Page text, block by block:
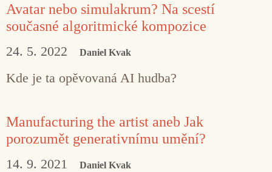
Avatar nebo simulakrum? Na scestí
současné algoritmické kompozice
24. 5. 2022 Daniel Kvak
Kde je ta opěvovaná AI hudba?
Manufacturing the artist aneb Jak
porozumět generativnímu umění?
14. 9. 2021 Daniel Kvak